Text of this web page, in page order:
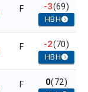
F -3(69)
HBH
F -2(70)
HBH
F 0(72)